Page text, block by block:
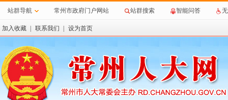
站群导航 常州市政府门户网站 站群搜索 智能问答
加入收藏 联系我们 设为首页